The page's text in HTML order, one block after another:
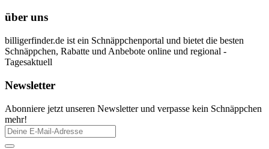
über uns
billigerfinder.de ist ein Schnäppchenportal und bietet die besten
Schnäppchen, Rabatte und Anbebote online und regional -
Tagesaktuell
Newsletter
Abonniere jetzt unseren Newsletter und verpasse kein Schnäppchen
mehr!